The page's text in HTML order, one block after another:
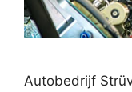
Autobedrijf